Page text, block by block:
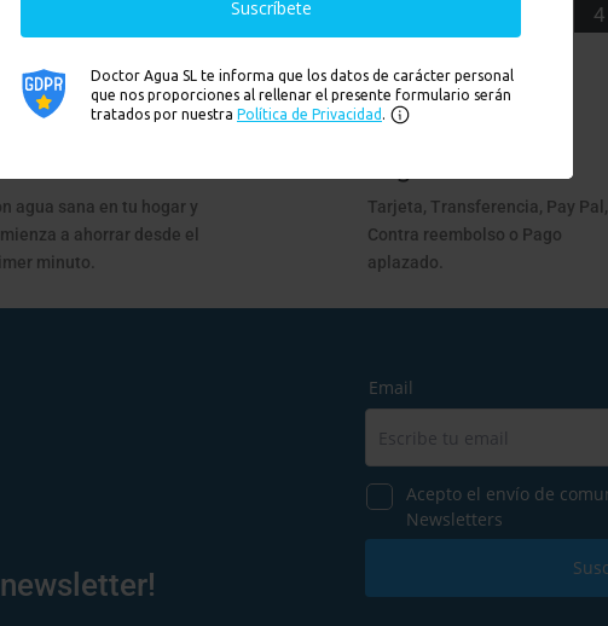
← 4
agua sana en tu hogar y
a ahorrar desde el
minuto.
Tarjeta, Transferencia, Pay Pal,
Contra reembolso o Pago
aplazado.